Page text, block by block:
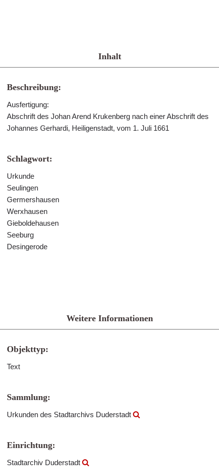
Inhalt
Beschreibung:
Ausfertigung:
Abschrift des Johan Arend Krukenberg nach einer Abschrift des
Johannes Gerhardi, Heiligenstadt, vom 1. Juli 1661
Schlagwort:
Urkunde
Seulingen
Germershausen
Werxhausen
Gieboldehausen
Seeburg
Desingerode
Weitere Informationen
Objekttyp:
Text
Sammlung:
Urkunden des Stadtarchivs Duderstadt
Einrichtung:
Stadtarchiv Duderstadt